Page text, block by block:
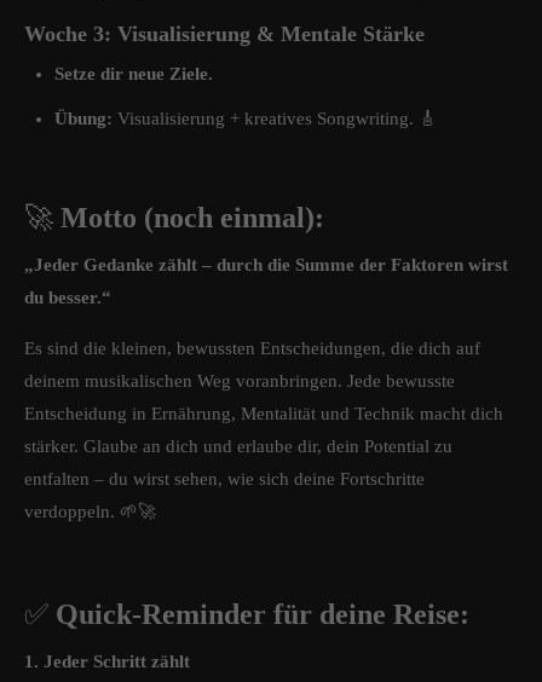
Woche 3: Visualisierung & Mentale Stärke
Setze dir neue Ziele.
Übung: Visualisierung + kreatives Songwriting. 🎸
🚀 Motto (noch einmal):
„Jeder Gedanke zählt – durch die Summe der Faktoren wirst
du besser.“
Es sind die kleinen, bewussten Entscheidungen, die dich auf
deinem musikalischen Weg voranbringen. Jede bewusste
Entscheidung in Ernährung, Mentalität und Technik macht dich
stärker. Glaube an dich und erlaube dir, dein Potential zu
entfalten – du wirst sehen, wie sich deine Fortschritte
verdoppeln. 🌱🚀
✅ Quick-Reminder für deine Reise:
1. Jeder Schritt zählt